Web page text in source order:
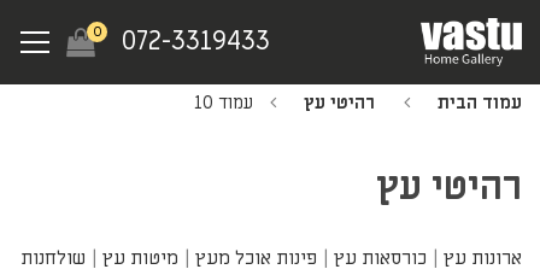
main
content
072-3319433
0
Menu
עמוד הבית רהיטי עץ עמוד 10
רהיטי עץ
ארונות עץ | כורסאות עץ | פינות אוכל מעץ | מיטות עץ | שולחנות